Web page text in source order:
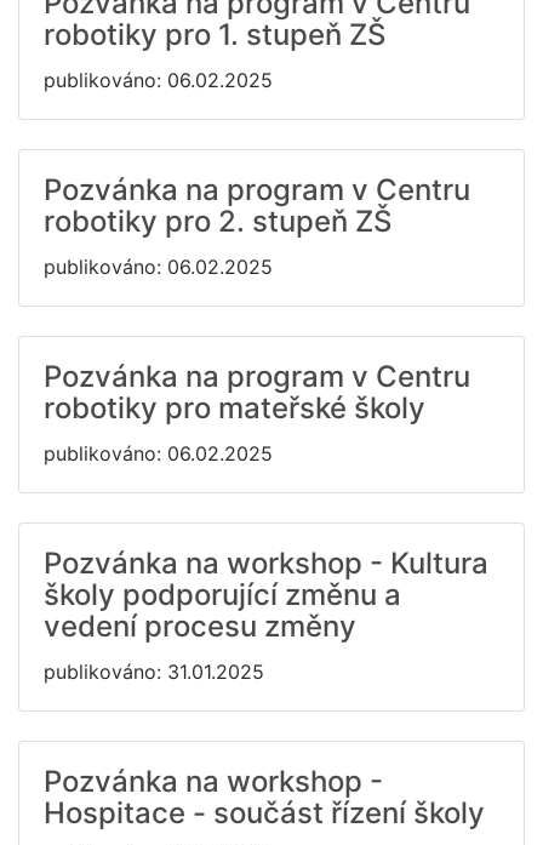
robotiky pro 1. stupeň ZŠ
publikováno: 06.02.2025
Pozvánka na program v Centru
robotiky pro 2. stupeň ZŠ
publikováno: 06.02.2025
Pozvánka na program v Centru
robotiky pro mateřské školy
publikováno: 06.02.2025
Pozvánka na workshop - Kultura
školy podporující změnu a
vedení procesu změny
publikováno: 31.01.2025
Pozvánka na workshop -
Hospitace - součást řízení školy